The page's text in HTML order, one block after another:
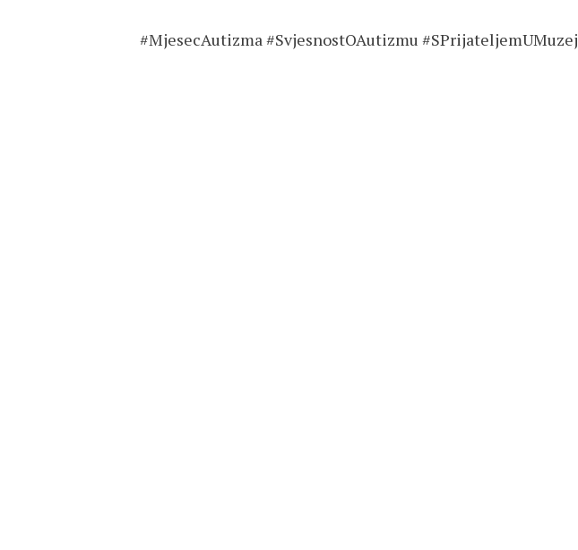
#MjesecAutizma #SvjesnostOAutizmu #SPrijateljemUMuzej